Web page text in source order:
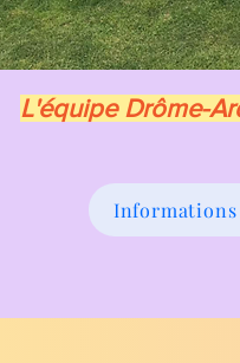
L'équipe Drôme-
Informations